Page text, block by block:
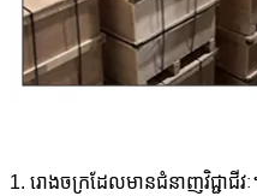
1. រោងចក្រដែលមានជំនាញវិជ្ជាជីវៈ